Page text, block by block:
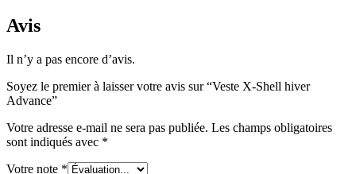
Avis
Il n’y a pas encore d’avis.
Soyez le premier à laisser votre avis sur “Veste X-Shell hiver
Advance”
Votre adresse e-mail ne sera pas publiée. Les champs obligatoires
sont indiqués avec *
Votre note *